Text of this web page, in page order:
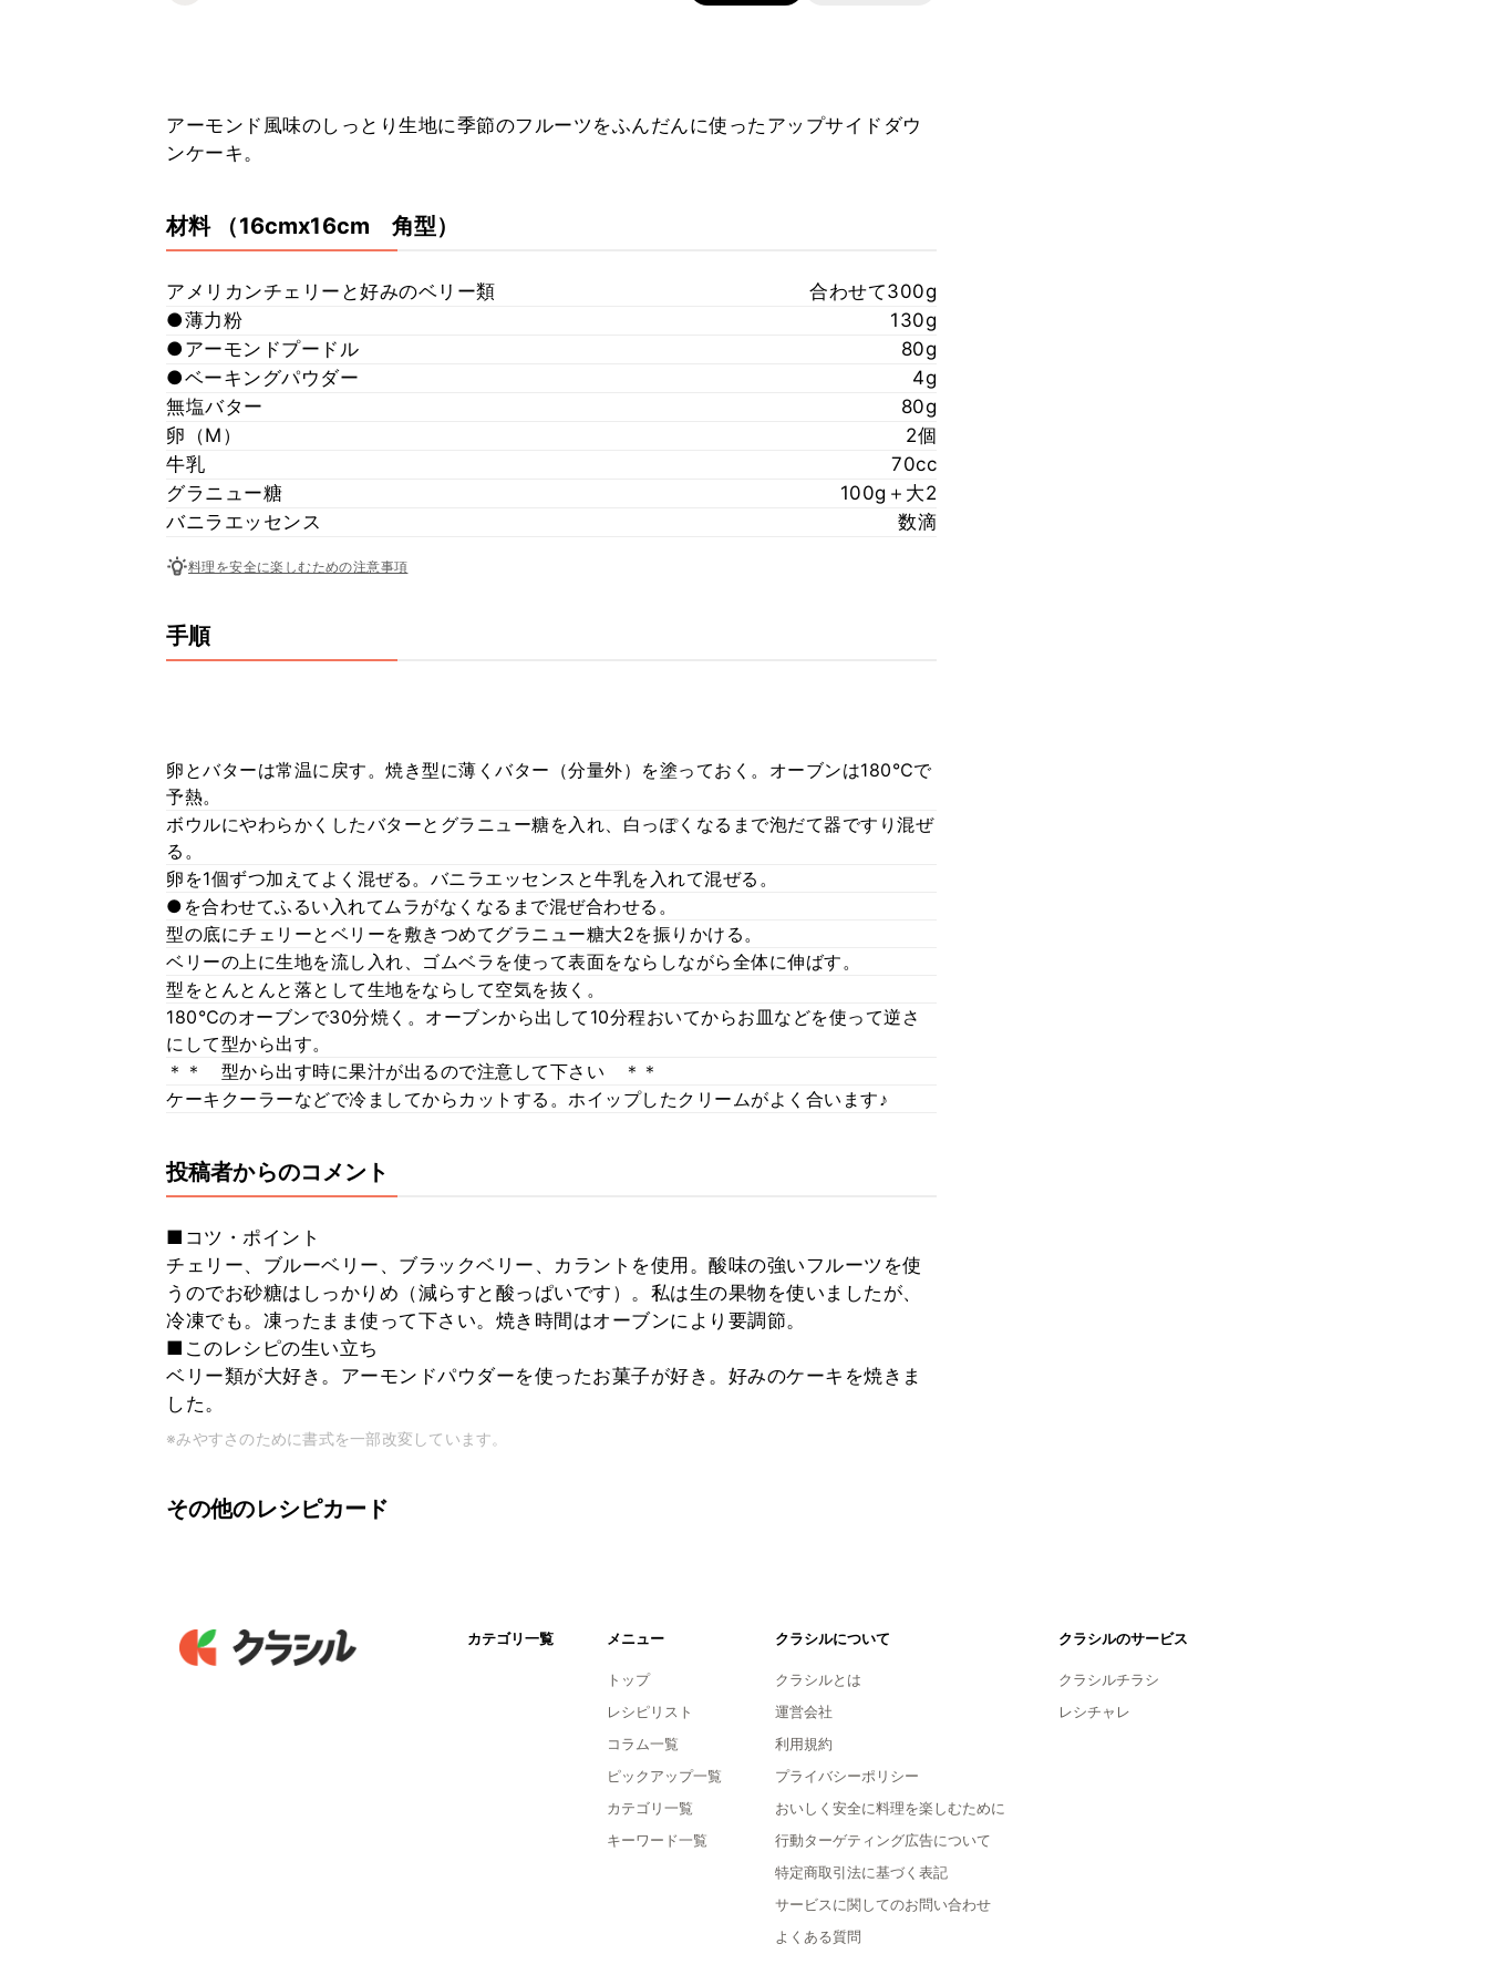
アーモンド風味のしっとり生地に季節のフルーツをふんだんに使ったアップサイドダウ
ンケーキ。
材料 （16cmx16cm 角型）
アメリカンチェリーと好みのベリー類
合わせて300g
●薄力粉
130g
●アーモンドプードル
80g
●ベーキングパウダー
4g
無塩バター
80g
卵（M）
2個
牛乳
70cc
グラニュー糖
100g＋大2
バニラエッセンス
数滴
料理を安全に楽しむための注意事項
手順
卵とバターは常温に戻す。焼き型に薄くバター（分量外）を塗っておく。オーブンは180℃で
予熱。
ボウルにやわらかくしたバターとグラニュー糖を入れ、白っぽくなるまで泡だて器ですり混ぜ
る。
卵を1個ずつ加えてよく混ぜる。バニラエッセンスと牛乳を入れて混ぜる。
●を合わせてふるい入れてムラがなくなるまで混ぜ合わせる。
型の底にチェリーとベリーを敷きつめてグラニュー糖大2を振りかける。
ベリーの上に生地を流し入れ、ゴムベラを使って表面をならしながら全体に伸ばす。
型をとんとんと落として生地をならして空気を抜く。
180℃のオーブンで30分焼く。オーブンから出して10分程おいてからお皿などを使って逆さ
にして型から出す。
＊＊ 型から出す時に果汁が出るので注意して下さい ＊＊
ケーキクーラーなどで冷ましてからカットする。ホイップしたクリームがよく合います♪
投稿者からのコメント
■コツ・ポイント
チェリー、ブルーベリー、ブラックベリー、カラントを使用。酸味の強いフルーツを使
うのでお砂糖はしっかりめ（減らすと酸っぱいです）。私は生の果物を使いましたが、
冷凍でも。凍ったまま使って下さい。焼き時間はオーブンにより要調節。
■このレシピの生い立ち
ベリー類が大好き。アーモンドパウダーを使ったお菓子が好き。好みのケーキを焼きま
した。
※みやすさのために書式を一部改変しています。
その他のレシピカード
カテゴリ一覧 メニュー
トップ
レシピリスト
コラム一覧
ピックアップ一覧
カテゴリ一覧
キーワード一覧
クラシルについて
クラシルとは
運営会社
利用規約
プライバシーポリシー
おいしく安全に料理を楽しむために
行動ターゲティング広告について
特定商取引法に基づく表記
サービスに関してのお問い合わせ
よくある質問
クラシルのサービス
クラシルチラシ
レシチャレ